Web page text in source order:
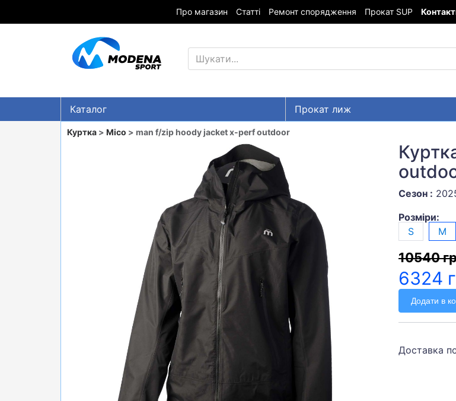
Про магазин Статті Ремонт спорядження Прокат SUP
Каталог Прокат лиж
Знижки
ШОЛОМИ, ЗАХИСТ, ОКУЛЯРИ
БІГ, ФІТНЕС, М'ЯЧІ
ВЕЛОСИПЕДИ
ТЕНІС, БАДМІНТОН
ВОДНІ ВИДИ СПОРТУ
Куртка > Mico > man f/zip hoody jacket x-perf outdoor
Сезон :
Розміри:
S
M
10540
6324
Додати в
Доставка